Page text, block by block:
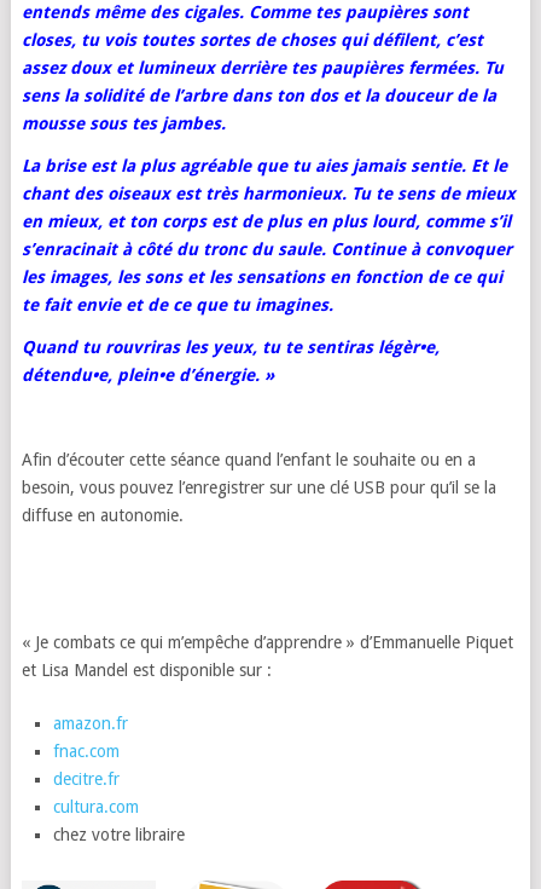
entends même des cigales. Comme tes paupières sont
closes, tu vois toutes sortes de choses qui défilent, c’est
assez doux et lumineux derrière tes paupières fermées. Tu
sens la solidité de l’arbre dans ton dos et la douceur de la
mousse sous tes jambes.
La brise est la plus agréable que tu aies jamais sentie. Et le
chant des oiseaux est très harmonieux. Tu te sens de mieux
en mieux, et ton corps est de plus en plus lourd, comme s’il
s’enracinait à côté du tronc du saule. Continue à convoquer
les images, les sons et les sensations en fonction de ce qui
te fait envie et de ce que tu imagines.
Quand tu rouvriras les yeux, tu te sentiras légèr•e,
détendu•e, plein•e d’énergie. »
Afin d’écouter cette séance quand l’enfant le souhaite ou en a
besoin, vous pouvez l’enregistrer sur une clé USB pour qu’il se la
diffuse en autonomie.
« Je combats ce qui m’empêche d’apprendre » d’Emmanuelle Piquet
et Lisa Mandel est disponible sur :
amazon.fr
fnac.com
decitre.fr
cultura.com
chez votre libraire